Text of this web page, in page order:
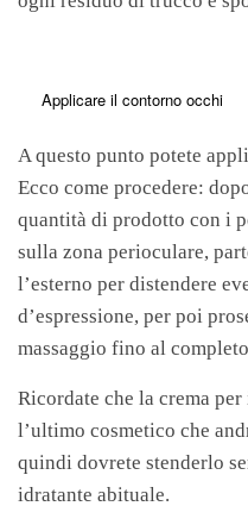
Applicare il contorno occhi
A questo punto potete
Ecco come procedere:
quantità di prodotto con i
sulla zona perioculare,
l’esterno per distendere
d’espressione, per poi
massaggio fino al
Ricordate che la crema
l’ultimo cosmetico che
quindi dovrete stenderlo
idratante abituale.